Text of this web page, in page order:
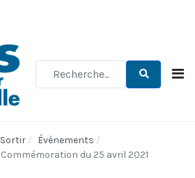
Sortir
Évènements
Commémoration du 25 avril 2021